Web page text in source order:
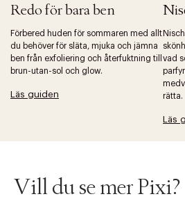
Redo för bara ben
Förbered huden för sommaren med allt
du behöver för släta, mjuka och jämna
ben från exfoliering och återfuktning till
brun-utan-sol och glow.
Läs guiden
vad
rätta.
Läs
Vill du se mer Pixi?